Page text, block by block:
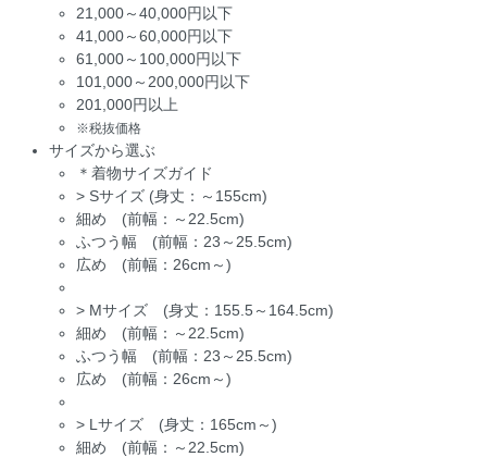
21,000～40,000円以下
41,000～60,000円以下
61,000～100,000円以下
101,000～200,000円以下
201,000円以上
※税抜価格
サイズから選ぶ
＊着物サイズガイド
> Sサイズ (身丈：～155cm)
細め (前幅：～22.5cm)
ふつう幅 (前幅：23～25.5cm)
広め (前幅：26cm～)
> Mサイズ (身丈：155.5～164.5cm)
細め (前幅：～22.5cm)
ふつう幅 (前幅：23～25.5cm)
広め (前幅：26cm～)
> Lサイズ (身丈：165cm～)
細め (前幅：～22.5cm)